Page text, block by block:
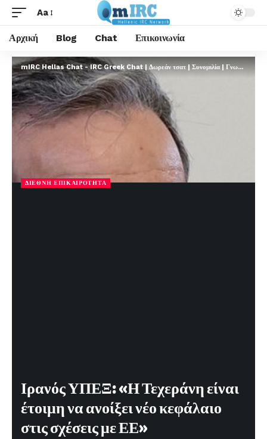
Aa
Αρχική Blog Chat Επικοινωνία
mIRC Hellas Chat - IRC Greek Chat | Δωρεάν τσατ | Συνομιλία | Γνωριμίες | FREE
ΔΙΕΘΝΉ ΕΠΙΚΑΙΡΌΤΗΤΑ
Ιρανός ΥΠΕΞ: «Η Τεχεράνη είναι
έτοιμη να ανοίξει νέο κεφάλαιο
στις σχέσεις με ΕΕ»